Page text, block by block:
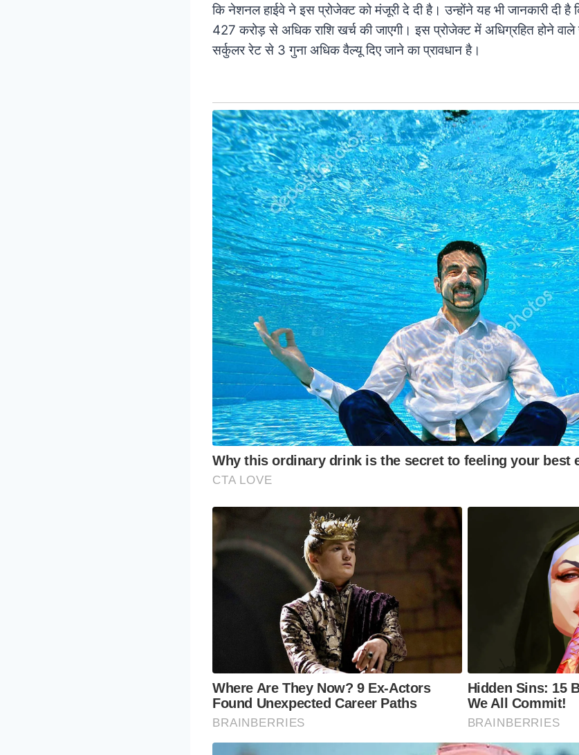
कि नेशनल हाईवे ने इस प्रोजेक्ट को मंजूरी दे दी है। उन्होंने यह भी जानकारी दी
427 करोड़ से अधिक राशि खर्च की जाएगी। इस प्रोजेक्ट में अधिग्रहित होने
सर्कुलर रेट से 3 गुना अधिक वैल्यू दिए जाने का प्रावधान है।